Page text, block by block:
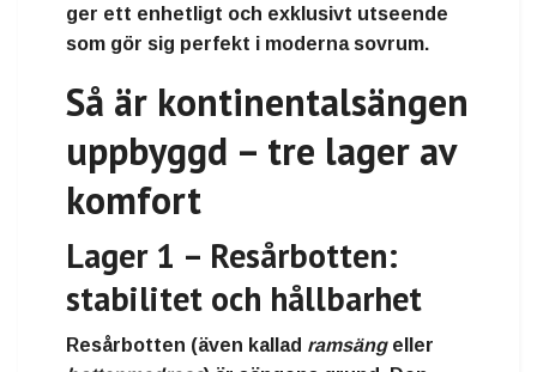
ger ett enhetligt och exklusivt utseende
som gör sig perfekt i moderna sovrum.
Så är kontinentalsängen
uppbyggd – tre lager av
komfort
Lager 1 – Resårbotten:
stabilitet och hållbarhet
Resårbotten (även kallad ramsängeller